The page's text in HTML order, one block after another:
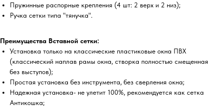
Пружинные распорные крепления (4 шт: 2 верх и 2 низ);
Ручка сетки типа "тянучка".
Преимущества Вставной сетки:
Установка только на классические пластиковые окна ПВХ
(классический наплав рамы окна, створка полностью смещенная
без выступов);
Простая установка без инструмента, без сверления окна;
Надежная установка- не улетит 100%, рекомендуется как сетка
Антикошка;